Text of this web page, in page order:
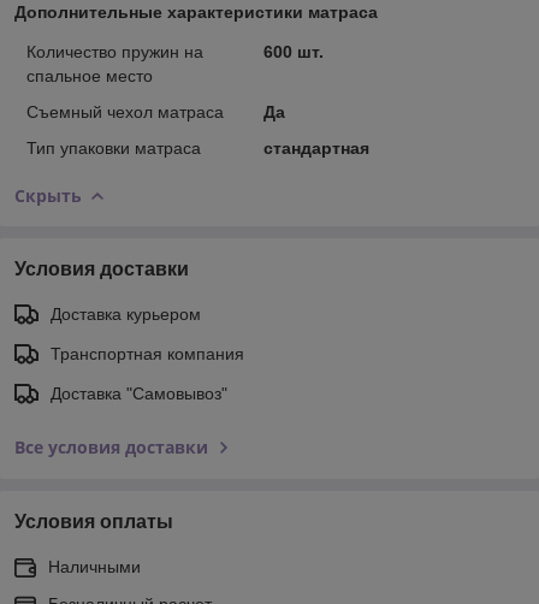
Дополнительные характеристики матраса
Количество пружин на
спальное место
600 шт.
Съемный чехол матраса
Да
Тип упаковки матраса
стандартная
Скрыть
Условия доставки
Доставка курьером
Транспортная компания
Доставка "Самовывоз"
Все условия доставки
Условия оплаты
Наличными